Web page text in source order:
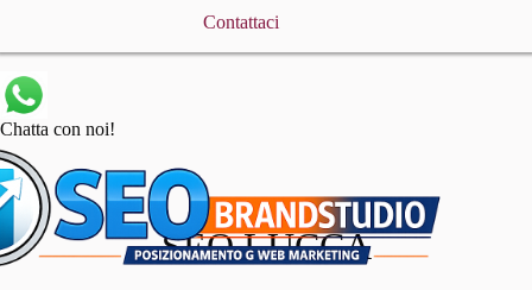
Contattaci
Chatta con noi!
SEO LUCCA